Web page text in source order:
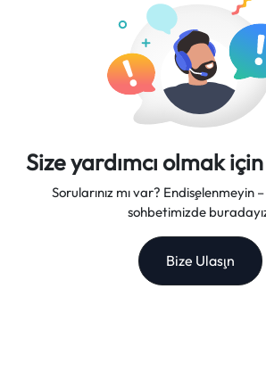
Size yardımcı olmak
Sorularınız mı var? Endişelenmeyin
sohbetimizde
Bize Ulaşın